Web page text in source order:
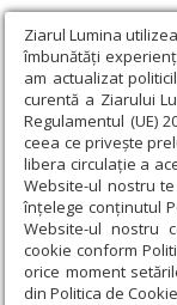
Ziarul Lumina
îmbunătăți
am actualizat
curentă a Ziarului
Regulamentul (UE)
ceea ce privește
libera circulație a
Website-ul nostru
înțelege conținutul
Website-ul nostru
cookie conform
orice moment
din Politica de
Ziarul Lumina ›
României,
Ziua